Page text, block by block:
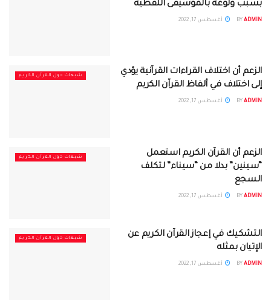
بسبب ولوعه بالموسيقى اللفظية
BY ADMIN أغسطس 17, 2022
شبهات حول القرآن الكريم
الزعم أن اختلاف القراءات القرآنية يؤدي
إلى اختلاف في ألفاظ القرآن الكريم
BY ADMIN أغسطس 17, 2022
شبهات حول القرآن الكريم
الزعم أن القرآن الكريم استعمل
“سينين” بدلا من “سيناء” لتكلف
السجع
BY ADMIN أغسطس 17, 2022
شبهات حول القرآن الكريم
التشكيك في إعجاز القرآن الكريم عن
الإتيان بمثله
BY ADMIN أغسطس 17, 2022